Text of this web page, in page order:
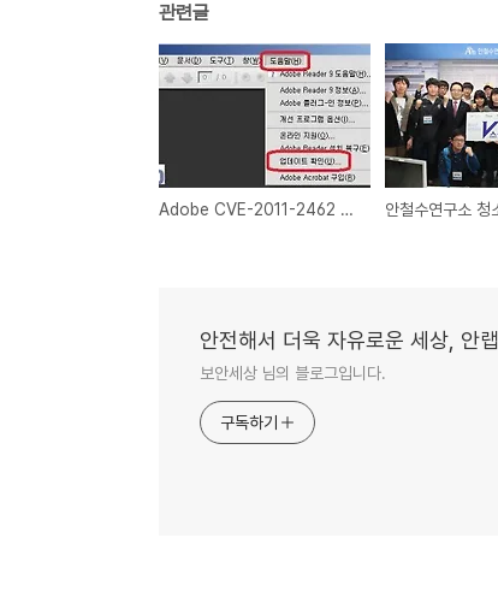
관련글
Adobe CVE-2011-2462 취약점 보안 패치 배포
안전해서 더욱 자유로운 세상, 안랩
보안세상 님의 블로그입니다.
구독하기